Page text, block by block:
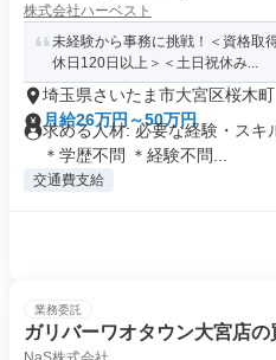
株式会社ハーベスト
未経験から事務に挑戦！＜資格取
休日120日以上＞＜土日祝休み...
埼玉県さいたま市大宮区桜木町
月給26万円～50万円
求める人材: 必要な経験・ス
＊学歴不問 ＊経験不問...
交通費支給
業務委託
ガリバーワオタウン大宮店